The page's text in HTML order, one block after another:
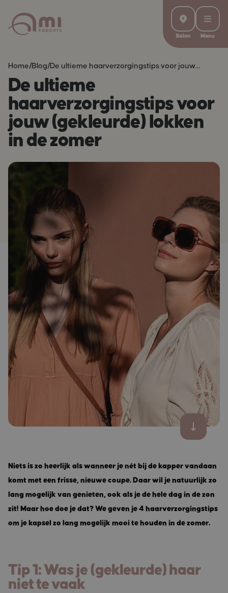
Salon Menu
Home/Blog/De ultieme haarverzorgingstips voor jouw
(gekleurde) lokken in de zomer
De ultieme
haarverzorgingstips voor
jouw (gekleurde) lokken
in de zomer
Niets is zo heerlijk als wanneer je nét bij de kapper vandaan
komt met een frisse, nieuwe coupe. Daar wil je natuurlijk zo
lang mogelijk van genieten, ook als je de hele dag in de zon
zit! Maar hoe doe je dat? We geven je 4 haarverzorgingstips
om je kapsel zo lang mogelijk mooi te houden in de zomer.
Tip 1: Was je (gekleurde) haar
niet te vaak